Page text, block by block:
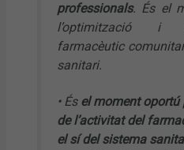
professionals. És el
l’optimització i
farmacèutic
sanitari.
• És el moment oportú
de l’activitat del
el sí del sistema